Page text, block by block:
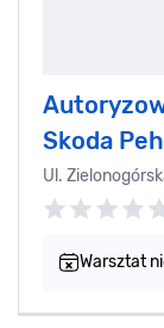
Skoda
Ul.
Warsztat